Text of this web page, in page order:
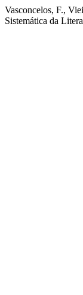
Vasconcelos, F.,
Sistemática da